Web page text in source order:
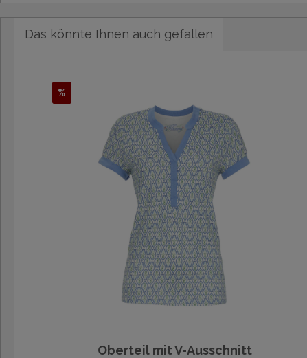
Das könnte Ihnen auch gefallen
%
Oberteil mit V-Ausschnitt